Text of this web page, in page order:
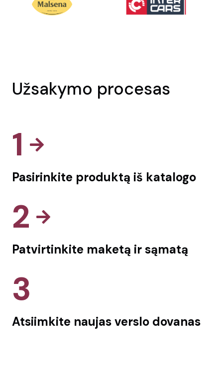
Užsakymo procesas
1
Pasirinkite produktą iš katalogo
2
Patvirtinkite maketą ir sąmatą
3
Atsiimkite naujas verslo dovanas